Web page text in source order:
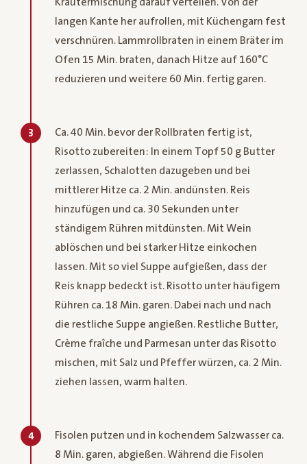
langen Kante her aufrollen, mit Küchengarn fest
verschnüren. Lammrollbraten in einem Bräter im
Ofen 15 Min. braten, danach Hitze auf 160°C
reduzieren und weitere 60 Min. fertig garen.
3
Ca. 40 Min. bevor der Rollbraten fertig ist,
Risotto zubereiten: In einem Topf 50 g Butter
zerlassen, Schalotten dazugeben und bei
mittlerer Hitze ca. 2 Min. andünsten. Reis
hinzufügen und ca. 30 Sekunden unter
ständigem Rühren mitdünsten. Mit Wein
ablöschen und bei starker Hitze einkochen
lassen. Mit so viel Suppe aufgießen, dass der
Reis knapp bedeckt ist. Risotto unter häufigem
Rühren ca. 18 Min. garen. Dabei nach und nach
die restliche Suppe angießen. Restliche Butter,
Crème fraîche und Parmesan unter das Risotto
mischen, mit Salz und Pfeffer würzen, ca. 2 Min.
ziehen lassen, warm halten.
4
Fisolen putzen und in kochendem Salzwasser ca.
8 Min. garen, abgießen. Während die Fisolen